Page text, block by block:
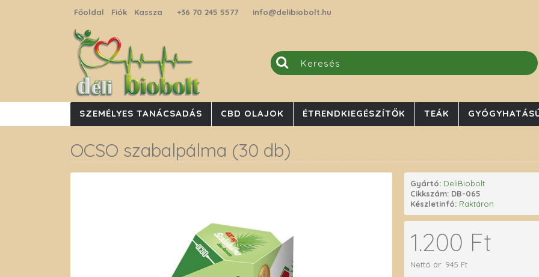
Főoldal Fiók Kassza +36 70 245 5577 info@delibiobolt.hu
SZEMÉLYES TANÁCSADÁS CBD OLAJOK ÉTRENDKIEGÉSZÍTŐK TEÁK
OCSO szabalpálma (30 db)
Gyártó: DeliBiobolt
Cikkszám: DB-065
Készletinfó: Raktáron
1.200 Ft
Nettó ár: 945 Ft